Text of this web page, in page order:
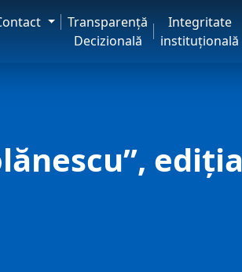
Transparență
Decizională
Integritate
instituțională